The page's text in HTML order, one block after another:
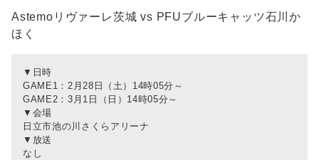
Astemoリヴァーレ茨城 vs PFUブルーキャッツ石川か
ほく
▼日時
GAME1：2月28日（土）14時05分～
GAME2：3月1日（日）14時05分～
▼会場
日立市池の川さくらアリーナ
▼放送
なし